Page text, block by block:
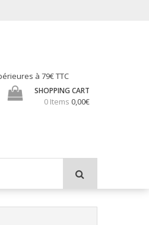
à 79€ TTC
SHOPPING CART
0 Items 0,00€